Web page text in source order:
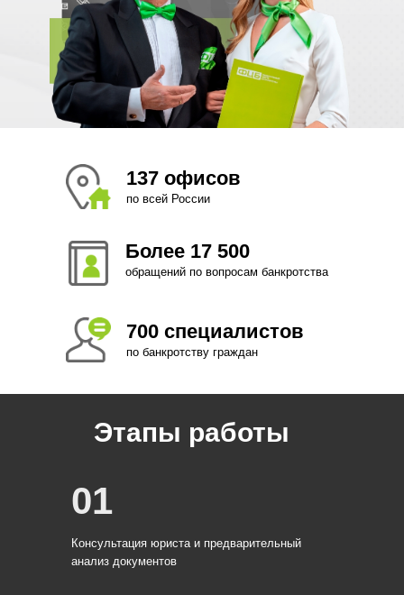
обращений по вопросам банкротства
Более 17 500
по банкротству граждан
700 специалистов
по всей России
137 офисов
Этапы работы
01
Консультация юриста и предварительный
анализ документов